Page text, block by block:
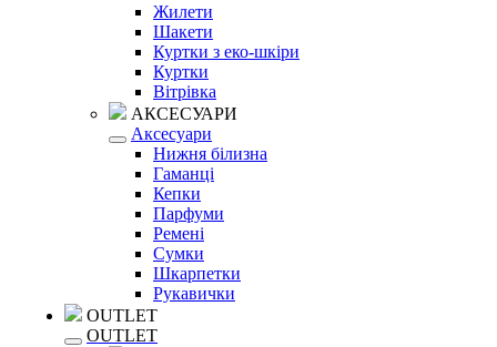
Жилети
Шакети
Куртки з еко-шкіри
Куртки
Вітрівка
АКСЕСУАРИ
Аксесуари
Нижня білизна
Гаманці
Кепки
Парфуми
Ремені
Сумки
Шкарпетки
Рукавички
OUTLET
OUTLET